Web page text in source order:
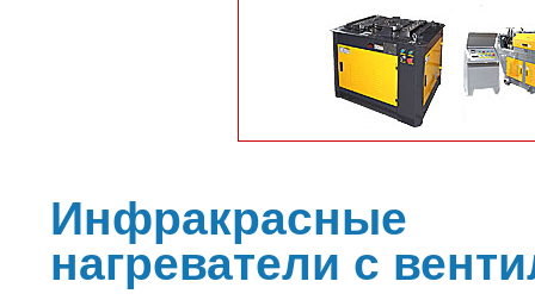
Инфракрасные
нагреватели с